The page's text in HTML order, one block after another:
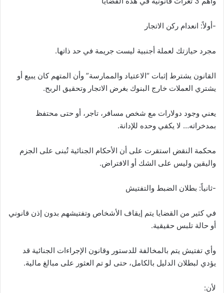
-أولاً: انعدام ركن الاتجار
مجرد حيازتك لعملة أجنبية ليست جريمة في حد ذاتها.
القانون يشترط إثبات “الاعتياد والممارسة” وأن المتهم كان يبيع أو
يشتري العملات خارج البنوك بغرض الاتجار وتحقيق الربح.
يعني وجود دولارات مع شخص مسافر، تاجر، أو حتى محتفظ
بمدخراته… لا يكفي وحده للإدانة.
محكمة النقض استقرت على أن الأحكام الجنائية تُبنى على الجزم
واليقين وليس على الشك أو الافتراض.
-ثانياً: بطلان الضبط والتفتيش
في كثير من القضايا يتم إيقاف الأشخاص وتفتيشهم بدون إذن قانوني
أو حالة تلبس حقيقية.
وأي تفتيش يتم بالمخالفة للدستور وقانون الإجراءات الجنائية قد
يؤدي لبطلان الدليل بالكامل، حتى لو تم العثور على مبالغ مالية.
لأن: